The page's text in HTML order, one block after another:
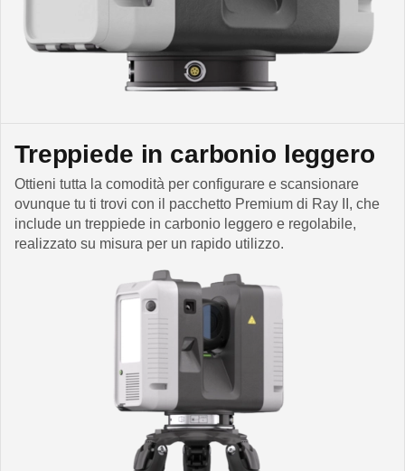
Treppiede in carbonio leggero
Ottieni tutta la comodità per configurare e scansionare
ovunque tu ti trovi con il pacchetto Premium di Ray II, che
include un treppiede in carbonio leggero e regolabile,
realizzato su misura per un rapido utilizzo.